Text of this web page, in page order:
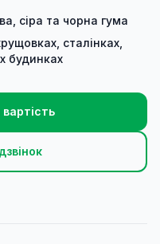
сіра та чорна гума
сталінках,
будинках